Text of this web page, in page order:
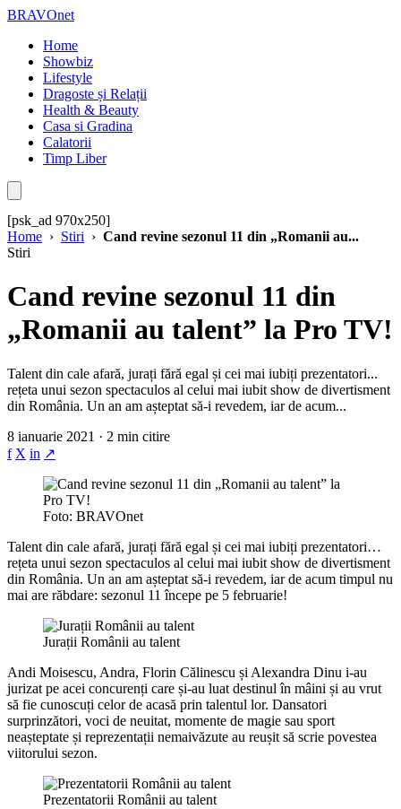
BRAVOnet
Home
Showbiz
Lifestyle
Dragoste și Relații
Health & Beauty
Casa si Gradina
Calatorii
Timp Liber
[psk_ad 970x250]
Home › Stiri › Cand revine sezonul 11 din „Romanii au...
Stiri
Cand revine sezonul 11 din
„Romanii au talent” la Pro TV!
Talent din cale afară, jurați fără egal și cei mai iubiți prezentatori...
rețeta unui sezon spectaculos al celui mai iubit show de divertisment
din România. Un an am așteptat să-i revedem, iar de acum...
8 ianuarie 2021 · 2 min citire
f X in ↗
Foto: BRAVOnet
Talent din cale afară, jurați fără egal și cei mai iubiți prezentatori…
rețeta unui sezon spectaculos al celui mai iubit show de divertisment
din România. Un an am așteptat să-i revedem, iar de acum timpul nu
mai are răbdare: sezonul 11 începe pe 5 februarie!
Jurații Românii au talent
Andi Moisescu, Andra, Florin Călinescu și Alexandra Dinu i-au
jurizat pe acei concurenți care și-au luat destinul în mâini și au vrut
să fie cunoscuți celor de acasă prin talentul lor. Dansatori
surprinzători, voci de neuitat, momente de magie sau sport
neașteptate și reprezentații nemaivăzute au reușit să scrie povestea
viitorului sezon.
Prezentatorii Românii au talent